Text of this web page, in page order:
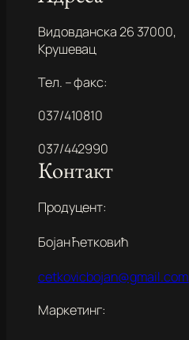
Видовданска 26 37000,
Крушевац
Тел. – факс:
037/410810
037/442990
Контакт
Продуцент:
Бојан Ћетковић
cetkovicbojan@gmail.com
Маркетинг: